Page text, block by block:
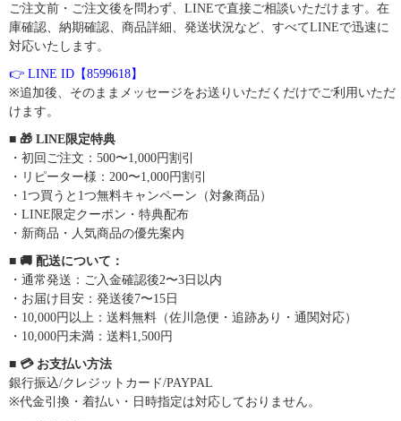
ご注文前・ご注文後を問わず、LINEで直接ご相談いただけます。在
庫確認、納期確認、商品詳細、発送状況など、すべてLINEで迅速に
対応いたします。
👉 LINE ID【8599618】
※追加後、そのままメッセージをお送りいただくだけでご利用いただ
けます。
■ 🎁 LINE限定特典
・初回ご注文：500〜1,000円割引
・リピーター様：200〜1,000円割引
・1つ買うと1つ無料キャンペーン（対象商品）
・LINE限定クーポン・特典配布
・新商品・人気商品の優先案内
■ 🚚 配送について：
・通常発送：ご入金確認後2〜3日以内
・お届け目安：発送後7〜15日
・10,000円以上：送料無料（佐川急便・追跡あり・通関対応）
・10,000円未満：送料1,500円
■ 💳 お支払い方法
銀行振込/クレジットカード/PAYPAL
※代金引換・着払い・日時指定は対応しておりません。